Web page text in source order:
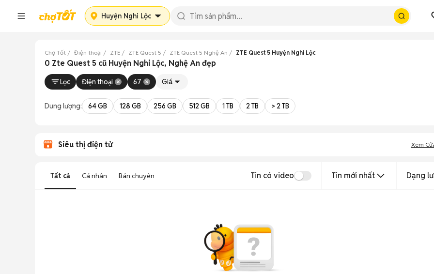
Huyện Nghi Lộc
Chợ Tốt Điện thoại ZTE ZTE Quest 5 ZTE Quest 5 Nghệ An ZTE Quest 5 Huyện Nghi Lộc
0 Zte Quest 5 cũ Huyện Nghi Lộc, Nghệ An đẹp
Lọc Điện thoại 67 Giá
Dung lượng: 64 GB 128 GB 256 GB 512 GB 1 TB 2 TB > 2 TB
Siêu thị điện tử Xem
Tất cả Cá nhân Bán chuyên Tin có video Tin mới nhất Dạng